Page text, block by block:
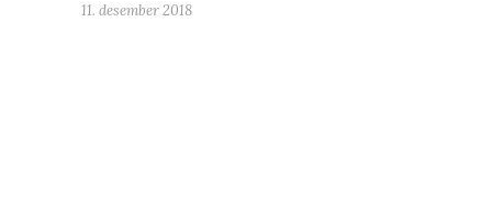
11. desember 2018